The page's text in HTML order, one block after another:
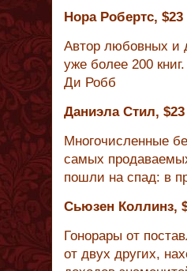
Нора Робертс,
Автор любовных и
уже более 200
Ди Робб
Даниэла Стил,
Многочисленные
самых
пошли на спад: в
Сьюзен Коллинз,
Гонорары от
от двух других,